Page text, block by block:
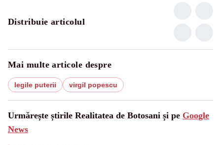
Distribuie articolul
Mai multe articole despre
legile puterii virgil popescu
Urmărește știrile Realitatea de Botosani și pe Google
News